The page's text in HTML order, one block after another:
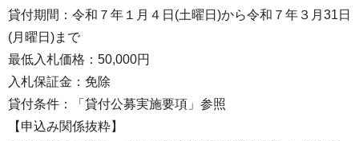
貸付期間：令和７年１月４日(土曜日)から令和７年３月31日
(月曜日)まで
最低入札価格：50,000円
入札保証金：免除
貸付条件：「貸付公募実施要項」参照
【申込み関係抜粋】